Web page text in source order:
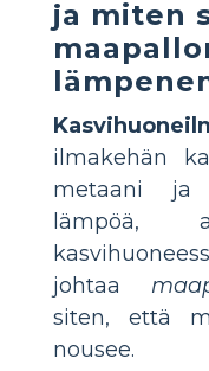
ja miten
ilmakehän
metaani ja
lämpöä,
johtaa
siten, että
nousee.